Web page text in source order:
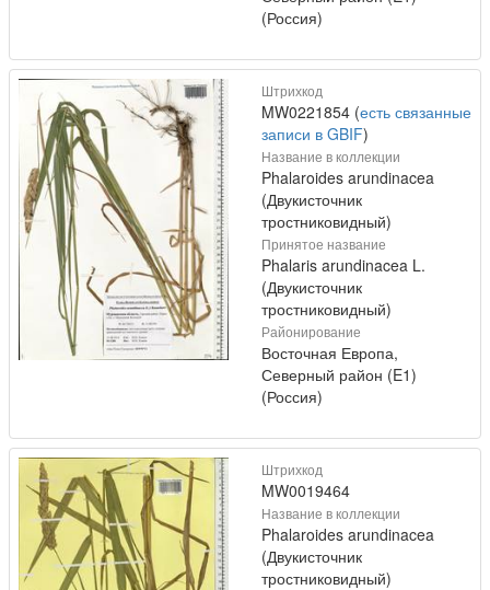
(Россия)
Штрихкод
MW0221854 (есть связанные
записи в GBIF)
Название в коллекции
Phalaroides arundinacea
(Двукисточник
тростниковидный)
Принятое название
Phalaris arundinacea L.
(Двукисточник
тростниковидный)
Районирование
Восточная Европа,
Северный район (E1)
(Россия)
Штрихкод
MW0019464
Название в коллекции
Phalaroides arundinacea
(Двукисточник
тростниковидный)